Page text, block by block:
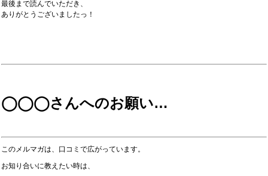
最後まで読んでいただき、
ありがとうございましたっ！
◯◯◯さんへのお願い…
このメルマガは、口コミで広がっています。
お知り合いに教えたい時は、